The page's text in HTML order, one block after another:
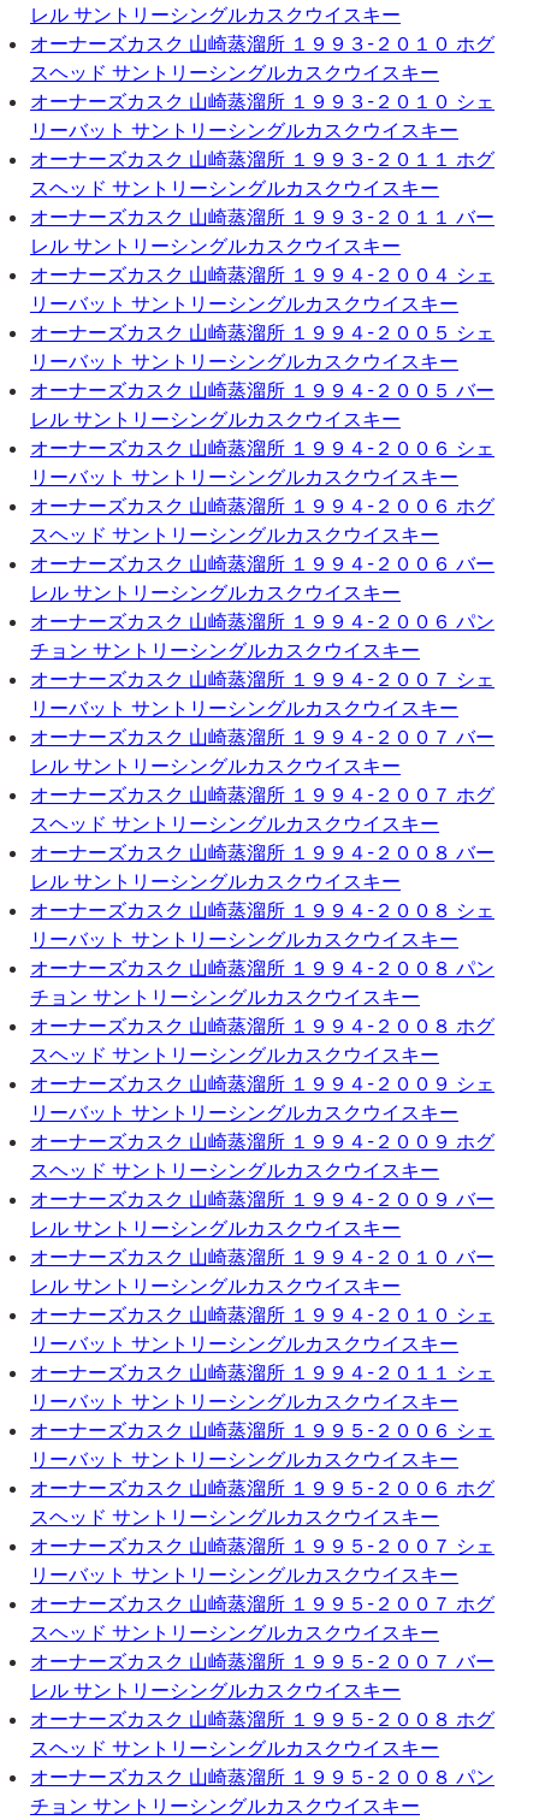
レル サントリーシングルカスクウイスキー
オーナーズカスク 山崎蒸溜所 １９９３-２０１０ ホグ
スヘッド サントリーシングルカスクウイスキー
オーナーズカスク 山崎蒸溜所 １９９３-２０１０ シェ
リーバット サントリーシングルカスクウイスキー
オーナーズカスク 山崎蒸溜所 １９９３-２０１１ ホグ
スヘッド サントリーシングルカスクウイスキー
オーナーズカスク 山崎蒸溜所 １９９３-２０１１ バー
レル サントリーシングルカスクウイスキー
オーナーズカスク 山崎蒸溜所 １９９４-２００４ シェ
リーバット サントリーシングルカスクウイスキー
オーナーズカスク 山崎蒸溜所 １９９４-２００５ シェ
リーバット サントリーシングルカスクウイスキー
オーナーズカスク 山崎蒸溜所 １９９４-２００５ バー
レル サントリーシングルカスクウイスキー
オーナーズカスク 山崎蒸溜所 １９９４-２００６ シェ
リーバット サントリーシングルカスクウイスキー
オーナーズカスク 山崎蒸溜所 １９９４-２００６ ホグ
スヘッド サントリーシングルカスクウイスキー
オーナーズカスク 山崎蒸溜所 １９９４-２００６ バー
レル サントリーシングルカスクウイスキー
オーナーズカスク 山崎蒸溜所 １９９４-２００６ パン
チョン サントリーシングルカスクウイスキー
オーナーズカスク 山崎蒸溜所 １９９４-２００７ シェ
リーバット サントリーシングルカスクウイスキー
オーナーズカスク 山崎蒸溜所 １９９４-２００７ バー
レル サントリーシングルカスクウイスキー
オーナーズカスク 山崎蒸溜所 １９９４-２００７ ホグ
スヘッド サントリーシングルカスクウイスキー
オーナーズカスク 山崎蒸溜所 １９９４-２００８ バー
レル サントリーシングルカスクウイスキー
オーナーズカスク 山崎蒸溜所 １９９４-２００８ シェ
リーバット サントリーシングルカスクウイスキー
オーナーズカスク 山崎蒸溜所 １９９４-２００８ パン
チョン サントリーシングルカスクウイスキー
オーナーズカスク 山崎蒸溜所 １９９４-２００８ ホグ
スヘッド サントリーシングルカスクウイスキー
オーナーズカスク 山崎蒸溜所 １９９４-２００９ シェ
リーバット サントリーシングルカスクウイスキー
オーナーズカスク 山崎蒸溜所 １９９４-２００９ ホグ
スヘッド サントリーシングルカスクウイスキー
オーナーズカスク 山崎蒸溜所 １９９４-２００９ バー
レル サントリーシングルカスクウイスキー
オーナーズカスク 山崎蒸溜所 １９９４-２０１０ バー
レル サントリーシングルカスクウイスキー
オーナーズカスク 山崎蒸溜所 １９９４-２０１０ シェ
リーバット サントリーシングルカスクウイスキー
オーナーズカスク 山崎蒸溜所 １９９４-２０１１ シェ
リーバット サントリーシングルカスクウイスキー
オーナーズカスク 山崎蒸溜所 １９９５-２００６ シェ
リーバット サントリーシングルカスクウイスキー
オーナーズカスク 山崎蒸溜所 １９９５-２００６ ホグ
スヘッド サントリーシングルカスクウイスキー
オーナーズカスク 山崎蒸溜所 １９９５-２００７ シェ
リーバット サントリーシングルカスクウイスキー
オーナーズカスク 山崎蒸溜所 １９９５-２００７ ホグ
スヘッド サントリーシングルカスクウイスキー
オーナーズカスク 山崎蒸溜所 １９９５-２００７ バー
レル サントリーシングルカスクウイスキー
オーナーズカスク 山崎蒸溜所 １９９５-２００８ ホグ
スヘッド サントリーシングルカスクウイスキー
オーナーズカスク 山崎蒸溜所 １９９５-２００８ パン
チョン サントリーシングルカスクウイスキー